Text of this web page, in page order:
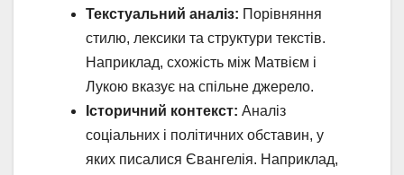
Текстуальний аналіз: Порівняння
стилю, лексики та структури текстів.
Наприклад, схожість між Матвієм і
Лукою вказує на спільне джерело.
Історичний контекст: Аналіз
соціальних і політичних обставин, у
яких писалися Євангелія. Наприклад,